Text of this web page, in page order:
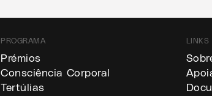
PROGRAMA
Prémios
Consciência Corporal
Tertúlias
LINKS